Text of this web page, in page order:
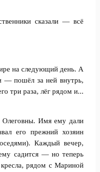
сказали — всё
на следующий день. А
пошёл за ней внутрь,
три раза, лёг рядом и...
Имя ему дали
его прежний хозяин
Каждый вечер,
садится — но теперь
рядом с Мариной